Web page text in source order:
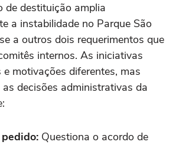
de destituição amplia
a instabilidade no Parque São
a outros dois requerimentos que
internos. As iniciativas
motivações diferentes, mas
decisões administrativas da
Questiona o acordo de